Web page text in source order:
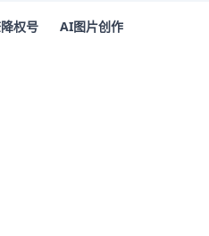
权号 AI图片创作